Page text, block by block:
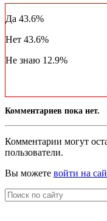
Да 43.6%
Нет 43.6%
Не знаю 12.9%
Комментариев пока нет.
Комментарии могут
пользователи.
Вы можете войти на